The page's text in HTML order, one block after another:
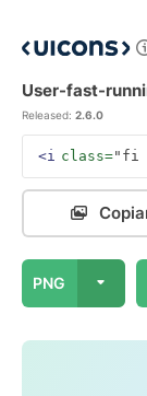
User-fast-
Released: 2.6.0
<i class="fi
PNG